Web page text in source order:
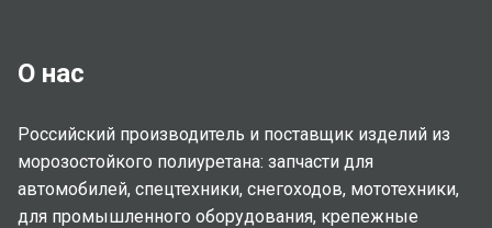
О нас
Российский производитель и поставщик изделий из
морозостойкого полиуретана: запчасти для
автомобилей, спецтехники, снегоходов, мототехники,
для промышленного оборудования, крепежные